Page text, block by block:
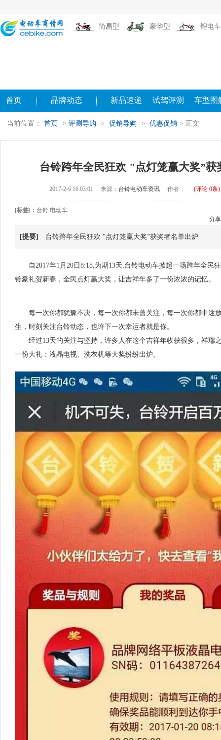
简易型 豪华型 锂电车
首页 品牌动态 新品速递 试驾评测 车型图
当前位置： 首页 > 评测导购 > 促销导购 > 优惠促销 > 正文
台铃跨年全民狂欢 "点灯笼赢大奖”获
[标签]： 台铃 电动车
分
2017-2-6 16:03:01 来源： 台铃电动车资讯 作者： (评论 0条)
[提要] 台铃跨年全民狂欢 "点灯笼赢大奖”获奖者名单出炉
自2017年1月20日8:18,为期13天,台铃电动车掀起一场跨年全民狂
铃豪礼贺新春，全民点灯赢大奖，让吉祥年多了一份浓浓的记忆。
每一次你都犹豫不决，每一次你都未曾关注，每一次你都中途
生，时刻关注台铃动态，也许下一次幸运者就是你。
经过13天的关注与坚持，许多人在这个吉祥年收获很多，祥瑞
一份大礼：液晶电视、洗衣机等大奖纷纷出炉。